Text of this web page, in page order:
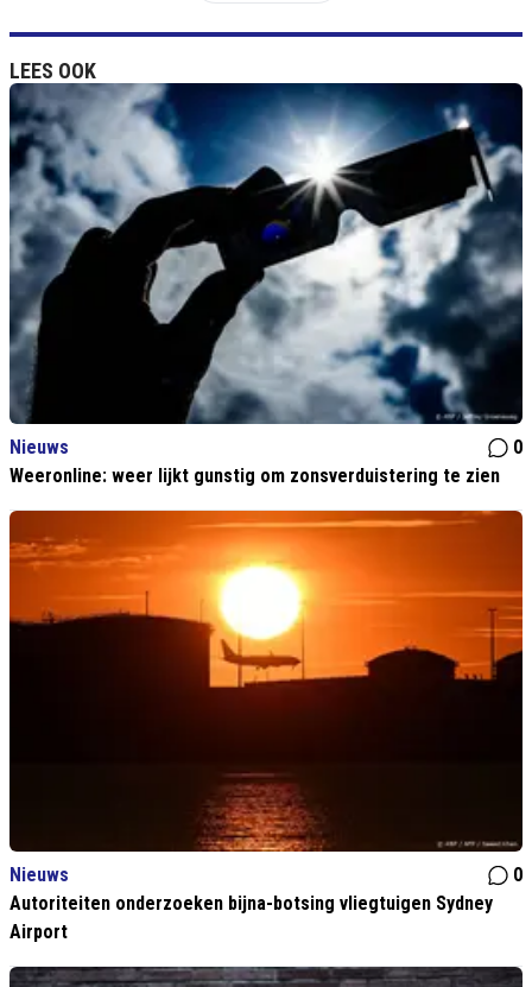
LEES OOK
Nieuws
0
Weeronline: weer lijkt gunstig om zonsverduistering te zien
Nieuws
0
Autoriteiten onderzoeken bijna-botsing vliegtuigen Sydney
Airport